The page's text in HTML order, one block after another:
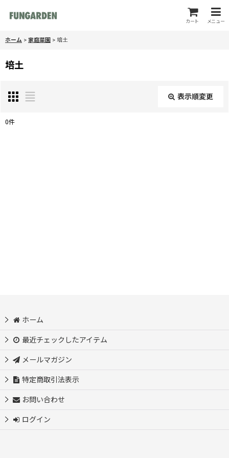
カート メニュー
ホーム > 家庭菜園 > 培土
培土
表示順変更
0件
ホーム
最近チェックしたアイテム
メールマガジン
特定商取引法表示
お問い合わせ
ログイン